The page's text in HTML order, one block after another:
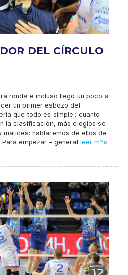
DEL CÍRCULO
ronda e incluso llegó un poco a
un primer esbozo del
que todo es simple.: cuanto
la clasificación, más elogios se
matices: hablaremos de ellos de
empezar - general leer m?s